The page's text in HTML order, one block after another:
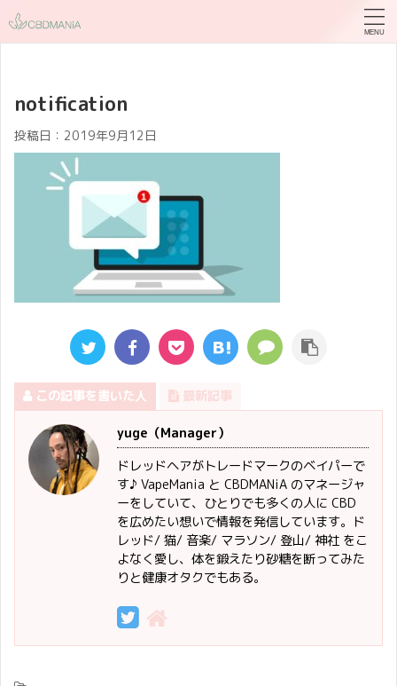
notification
投稿日： 2019年9月12日
この記事を書いた人 最新記事
yuge（Manager）
ドレッドヘアがトレードマークのベイパーで
す♪ VapeMania と CBDMANiA のマネージャ
ーをしていて、ひとりでも多くの人に CBD
を広めたい想いで情報を発信しています。ド
レッド/ 猫/ 音楽/ マラソン/ 登山/ 神社 をこ
よなく愛し、体を鍛えたり砂糖を断ってみた
りと健康オタクでもある。